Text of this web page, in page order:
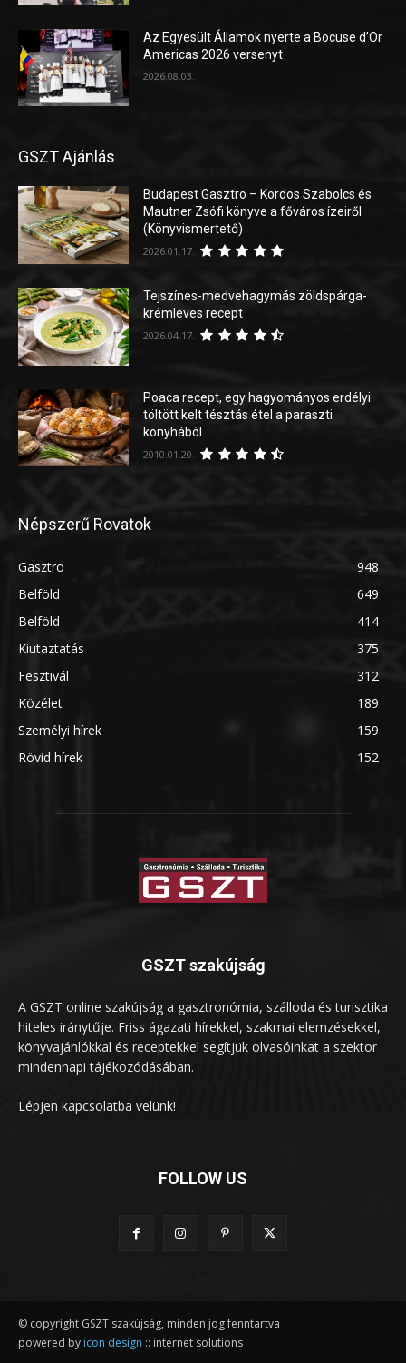
Az Egyesült Államok nyerte a Bocuse d’Or
Americas 2026 versenyt
2026.08.03.
GSZT Ajánlás
Budapest Gasztro – Kordos Szabolcs és
Mautner Zsófi könyve a főváros ízeiről
(Könyvismertető)
2026.01.17.
Tejszínes-medvehagymás zöldspárga-
krémleves recept
2026.04.17.
Poaca recept, egy hagyományos erdélyi
töltött kelt tésztás étel a paraszti
konyhából
2010.01.20.
Népszerű Rovatok
Gasztro
948
Belföld
649
Belföld
414
Kiutaztatás
375
Fesztivál
312
Közélet
189
Személyi hírek
159
Rövid hírek
152
GSZT szakújság
A GSZT online szakújság a gasztronómia, szálloda és turisztika
hiteles iránytűje. Friss ágazati hírekkel, szakmai elemzésekkel,
könyvajánlókkal és receptekkel segítjük olvasóinkat a szektor
mindennapi tájékozódásában.
Lépjen kapcsolatba velünk!
FOLLOW US
© copyright GSZT szakújság, minden jog fenntartva
powered by icon design :: internet solutions